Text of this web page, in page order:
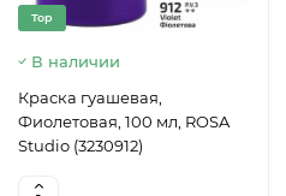
Top
В наличии
Краска гуашевая,
Фиолетовая, 100 мл, ROSA
Studio (3230912)